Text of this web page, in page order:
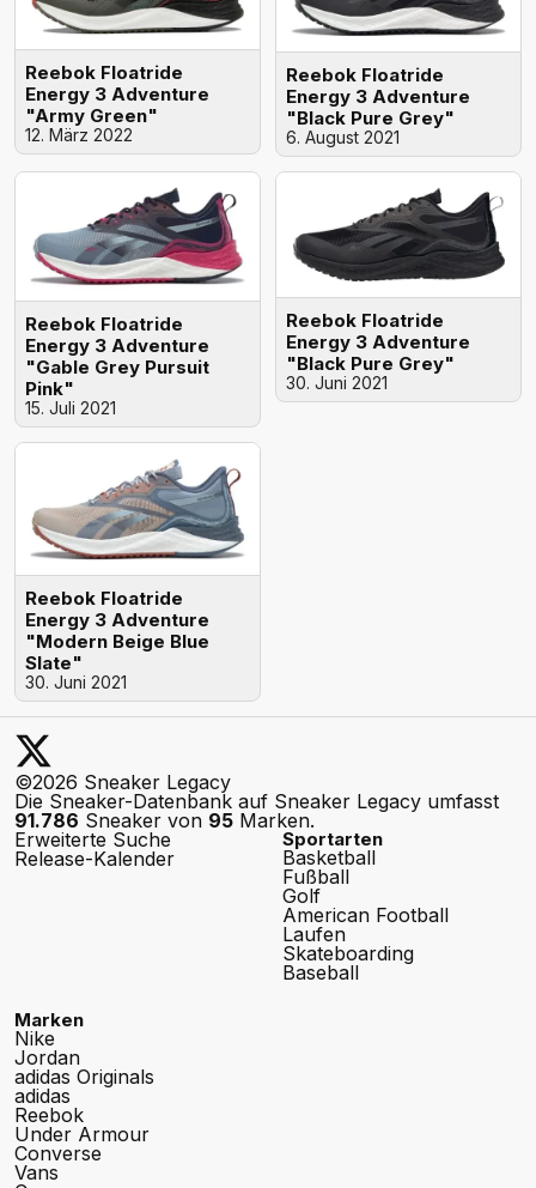
Reebok Floatride
Energy 3 Adventure
"Army Green"
12. März 2022
Reebok Floatride
Energy 3 Adventure
"Black Pure Grey"
6. August 2021
Reebok Floatride
Energy 3 Adventure
"Gable Grey Pursuit
Pink"
15. Juli 2021
Reebok Floatride
Energy 3 Adventure
"Black Pure Grey"
30. Juni 2021
Reebok Floatride
Energy 3 Adventure
"Modern Beige Blue
Slate"
30. Juni 2021
©2026 Sneaker Legacy
Die Sneaker-Datenbank auf Sneaker Legacy umfasst
91.786 Sneaker von 95 Marken.
Erweiterte Suche
Release-Kalender
Sportarten
Basketball
Fußball
Golf
American Football
Laufen
Skateboarding
Baseball
Marken
Nike
Jordan
adidas Originals
adidas
Reebok
Under Armour
Converse
Vans